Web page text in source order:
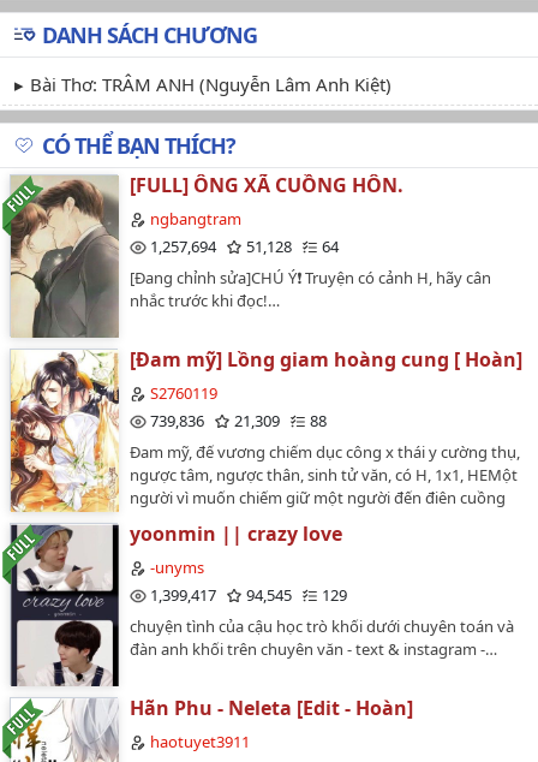
DANH SÁCH CHƯƠNG
Bài Thơ: TRÂM ANH (Nguyễn Lâm Anh Kiệt)
CÓ THỂ BẠN THÍCH?
[FULL] ÔNG XÃ CUỒNG HÔN.
ngbangtram
1,257,694
51,128
64
[Đang chỉnh sửa]CHÚ Ý❗️ Truyện có cảnh H, hãy cân
nhắc trước khi đọc!…
[Đam mỹ] Lồng giam hoàng cung [ Hoàn]
S2760119
739,836
21,309
88
Đam mỹ, đế vương chiếm dục công x thái y cường thụ,
ngược tâm, ngược thân, sinh tử văn, có H, 1x1, HEMột
người vì muốn chiếm giữ một người đến điên cuồng
một cuộc sống yên ổn như chính cái tên của mình thế
nhưng không thể nào thực hiện được.Kẻ ngược và
người bị ngược, ai đáng thương hơn ?Dày vò về thể
nào mới thực đáng sợ?Lưu ý: mình không đồng ý
chuyển ver truyện !…
yoonmin || crazy love
-unyms
1,399,417
94,545
129
chuyện tình của cậu học trò khối dưới chuyên toán và
đàn anh khối trên chuyên văn - text & instagram -…
Hãn Phu - Neleta [Edit - Hoàn]
haotuyet3911